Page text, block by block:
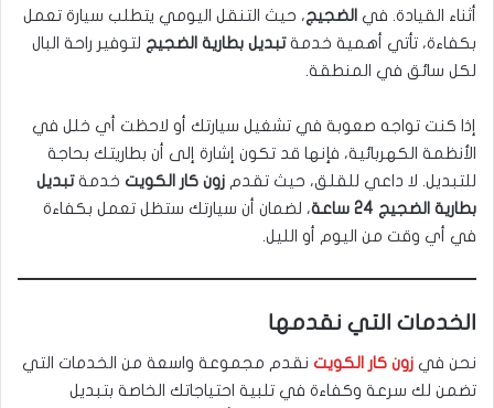
أثناء القيادة. في الضجيج، حيث التنقل اليومي يتطلب سيارة تعمل
بكفاءة، تأتي أهمية خدمةتبديل بطارية الضجيج لتوفير راحة البال
لكل سائق في المنطقة.
إذا كنت تواجه صعوبة في تشغيل سيارتك أو لاحظت أي خلل في
الأنظمة الكهربائية، فإنها قد تكون إشارة إلى أن بطاريتك بحاجة
للتبديل. لا داعي للقلق، حيث تقدم زون كار الكويت خدمةتبديل
بطارية الضجيج 24 ساعة
، لضمان أن سيارتك ستظل تعمل بكفاءة
في أي وقت من اليوم أو الليل.
الخدمات التي نقدمها
نحن في زون كار الكويت نقدم مجموعة واسعة من الخدمات التي
تضمن لك سرعة وكفاءة في تلبية احتياجاتك الخاصة بتبديل